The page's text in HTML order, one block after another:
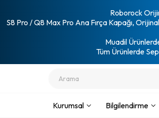
Roborock
S8 Pro / Q8 Max Pro Ana Fırça Kapağı,
Muadil
Tüm Ürünlerde
Kurumsal Bilgilendirme